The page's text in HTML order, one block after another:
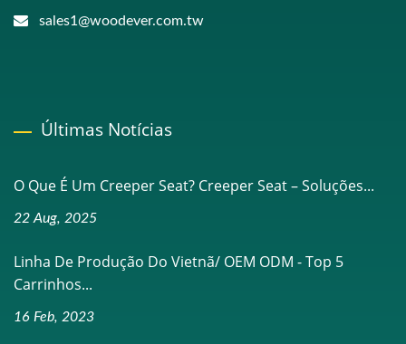
sales1@woodever.com.tw
Últimas Notícias
O Que É Um Creeper Seat? Creeper Seat – Soluções...
22 Aug, 2025
Linha De Produção Do Vietnã/ OEM ODM - Top 5
Carrinhos...
16 Feb, 2023